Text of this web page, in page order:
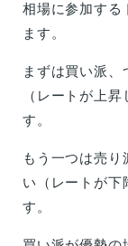
相場に参加する
ます。
まずは買い派
（レートが上
す。
もう一つは売
い（レートが下
す。